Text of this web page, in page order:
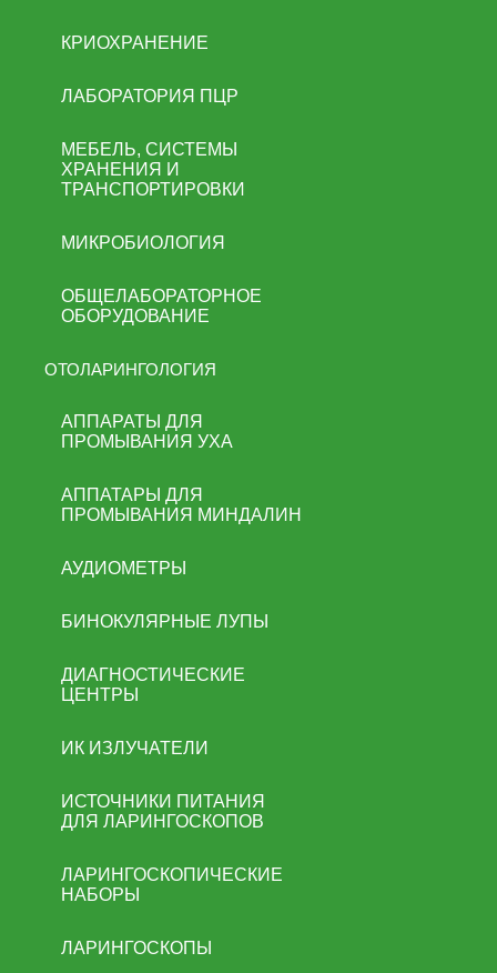
КРИОХРАНЕНИЕ
ЛАБОРАТОРИЯ ПЦР
МЕБЕЛЬ, СИСТЕМЫ
ХРАНЕНИЯ И
ТРАНСПОРТИРОВКИ
МИКРОБИОЛОГИЯ
ОБЩЕЛАБОРАТОРНОЕ
ОБОРУДОВАНИЕ
ОТОЛАРИНГОЛОГИЯ
АППАРАТЫ ДЛЯ
ПРОМЫВАНИЯ УХА
АППАТАРЫ ДЛЯ
ПРОМЫВАНИЯ МИНДАЛИН
АУДИОМЕТРЫ
БИНОКУЛЯРНЫЕ ЛУПЫ
ДИАГНОСТИЧЕСКИЕ
ЦЕНТРЫ
ИК ИЗЛУЧАТЕЛИ
ИСТОЧНИКИ ПИТАНИЯ
ДЛЯ ЛАРИНГОСКОПОВ
ЛАРИНГОСКОПИЧЕСКИЕ
НАБОРЫ
ЛАРИНГОСКОПЫ